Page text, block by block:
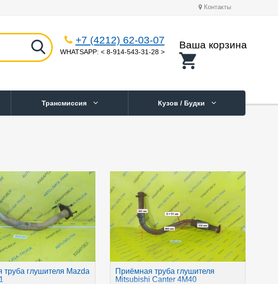
Контакты
+7 (4212) 62-03-07
WHATSAPP: < 8-914-543-31-28 >
Ваша корзина
Трансмиссия Кузов / Будки
труба глушителя Mazda
Приёмная труба глушителя
Mitsubishi Canter 4M40